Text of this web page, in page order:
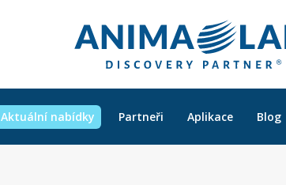
Aktuální nabídky Partneři Aplikace Blog